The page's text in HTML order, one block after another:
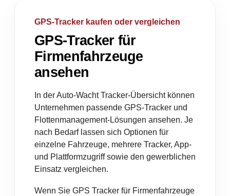
GPS-Tracker kaufen oder vergleichen
GPS-Tracker für
Firmenfahrzeuge
ansehen
In der Auto-Wacht Tracker-Übersicht können
Unternehmen passende GPS-Tracker und
Flottenmanagement-Lösungen ansehen. Je
nach Bedarf lassen sich Optionen für
einzelne Fahrzeuge, mehrere Tracker, App-
und Plattformzugriff sowie den gewerblichen
Einsatz vergleichen.
Wenn Sie GPS Tracker für Firmenfahrzeuge